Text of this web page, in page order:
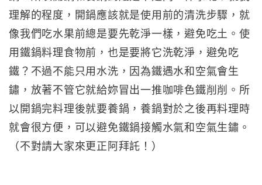
理解的程度，開鍋應該就是使用前的清洗步驟，就
像我們吃水果前總是要先乾淨一樣，避免吃土。使
用鐵鍋料理食物前，也是要將它洗乾淨，避免吃
鐵？不過不能只用水洗，因為鐵遇水和空氣會生
鏽，放著不管它就給妳冒出一推咖啡色鐵削削。所
以開鍋完料理後就要養鍋，養鍋對於之後再料理時
就會很方便，可以避免鐵鍋接觸水氣和空氣生鏽。
（不對請大家來更正阿拜託！）